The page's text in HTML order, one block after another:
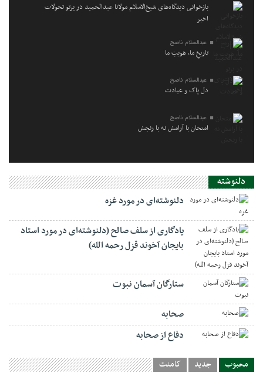
بازخوانی دیدگاه‌های شیخ‌الاسلام مولانا عبدالحمید در پرتو تحولات
اخیر
عبدالسلام ناصح
تاریخِ ما، هویتِ ما
عبدالسلام ناصح
دل پاک و عبادت
عبدالسلام ناصح
امتحان با آرامش نه با رنجش
دلنوشته
دلنوشته‌ای در مورد غزه
یادگاری از سلف صالح (دلنوشته‌ای در مورد استاد
بایجان آخوند قزل رحمه الله)
ستارگان آسمان نبوت
صحابه
دفاع از صحابه
محبوب جدید کامنت